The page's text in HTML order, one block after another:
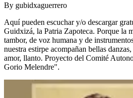
By gubidxaguerrero
Aquí pueden escuchar y/o descargar
Guidxizá, la Patria Zapoteca. Porque la
tambor, de voz humana y de
nuestra estirpe acompañan bellas
amor, llanto. Proyecto del Comité
Gorio Melendre".